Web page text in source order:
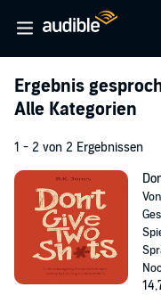
Ergebnis
Alle Kategorien
1 - 2 von 2 Ergebnissen